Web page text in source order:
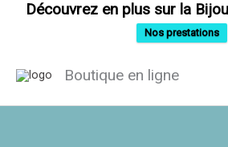
Découvrez en plus sur la
Nos prestations
Boutique en ligne